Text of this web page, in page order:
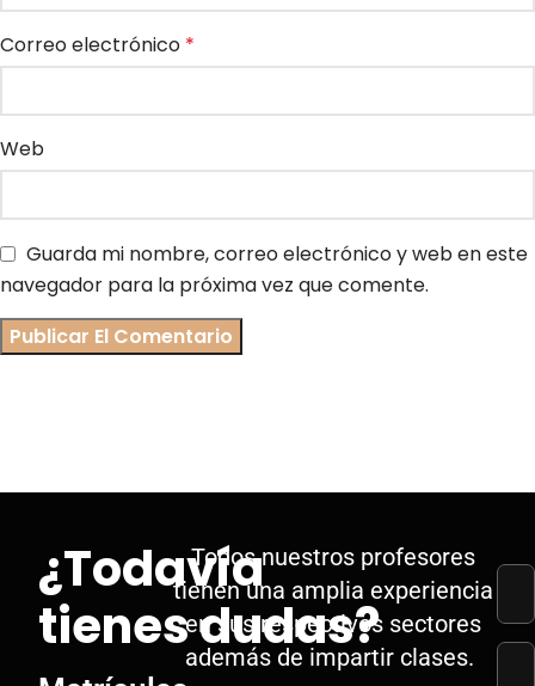
Correo electrónico *
Web
Guarda mi nombre, correo electrónico y web en este
navegador para la próxima vez que comente.
¿Todavía
tienes dudas?
Todos nuestros profesores
tienen una amplia experiencia
en sus respectivos sectores
además de impartir clases.